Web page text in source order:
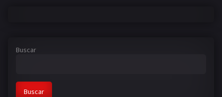
Buscar
Buscar